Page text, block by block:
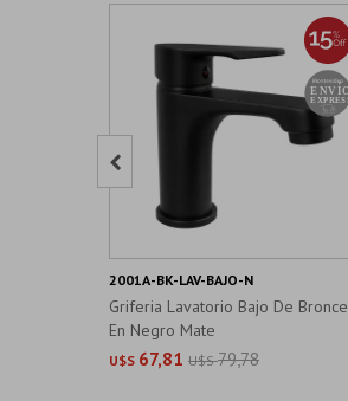
Griferia Lavatorio Bajo De Bronce
En Negro Mate
U$S 67,81 U$S 79,78
2001A-BK-LAV-BAJO-N
